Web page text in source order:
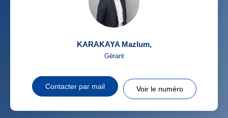
KARAKAYA Mazlum,
Gérant
Contacter par mail Voir le numéro